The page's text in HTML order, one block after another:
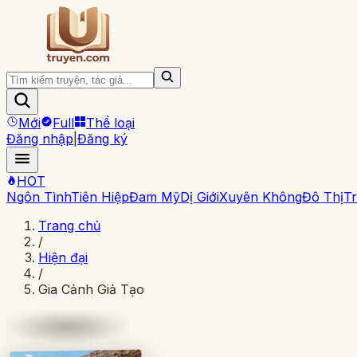
Mới Full
Thể loại
Đăng nhập Đăng ký
HOT
Ngôn TìnhTiên HiệpĐam MỹDị GiớiXuyên KhôngĐô Thị
Trang chủ
/
Hiện đại
/
Gia Cảnh Giả Tạo